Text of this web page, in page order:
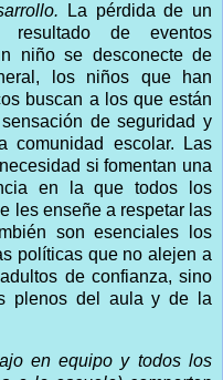
La pérdida de un
resultado de eventos
niño se desconecte de
los niños que han
buscan a los que están
de seguridad y
comunidad escolar. Las
si fomentan una
en la que todos los
les enseñe a respetar las
son esenciales los
políticas que no alejen a
de confianza, sino
plenos del aula y de la
en equipo y todos los